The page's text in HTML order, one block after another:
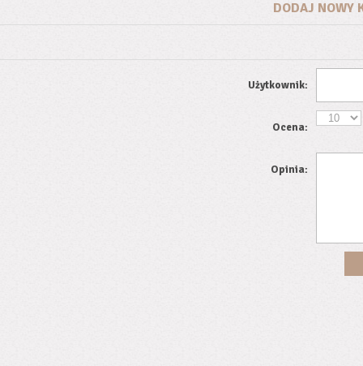
DODAJ NOWY
Użytkownik:
Ocena:
Opinia: